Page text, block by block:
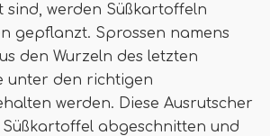
werden Süßkartoffeln
gepflanzt. Sprossen namens
den Wurzeln des letzten
unter den richtigen
werden. Diese Ausrutscher
abgeschnitten und